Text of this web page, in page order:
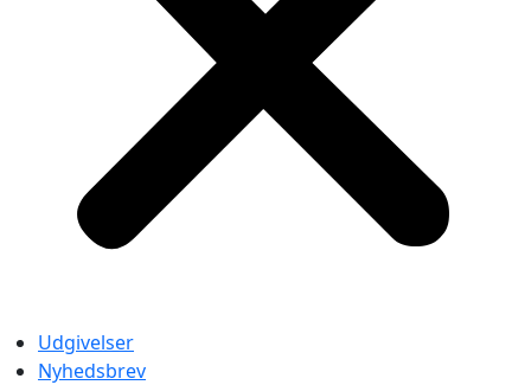
Udgivelser
Nyhedsbrev